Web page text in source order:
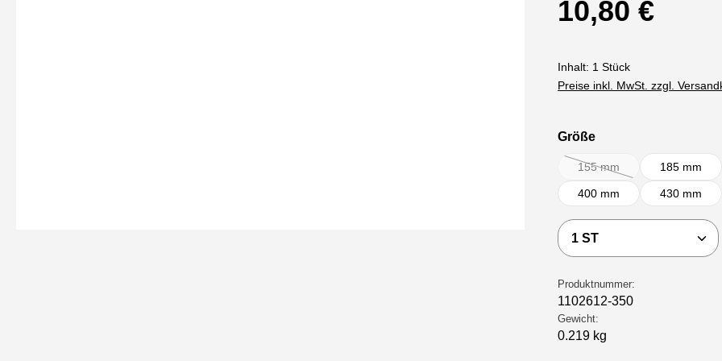
10,80 €
Inhalt: 1 Stück
Preise inkl. MwSt. zzgl.
Größeauswählen
155 mm
(Diese Option ist zurzeit
185 mm
400 mm 430 mm
Produkt Anzahl:
Produktnummer:
1102612-350
Gewicht:
0.219 kg